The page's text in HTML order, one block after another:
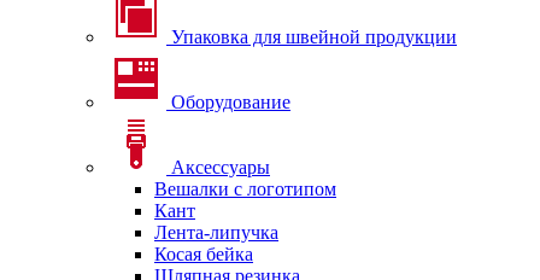
Упаковка для швейной продукции
Оборудование
Аксессуары
Вешалки с логотипом
Кант
Лента-липучка
Косая бейка
Шляпная резинка